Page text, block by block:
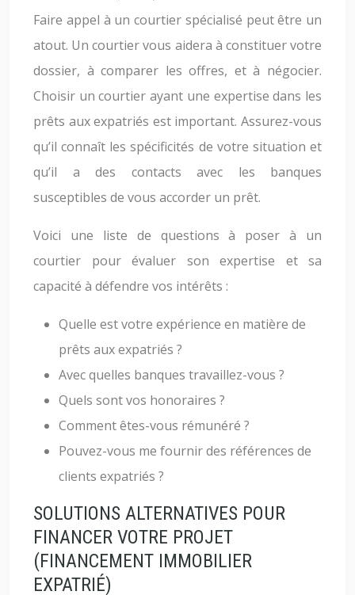
Faire appel à un courtier spécialisé peut être un
atout. Un courtier vous aidera à constituer votre
dossier, à comparer les offres, et à négocier.
Choisir un courtier ayant une expertise dans les
prêts aux expatriés est important. Assurez-vous
qu’il connaît les spécificités de votre situation et
qu’il a des contacts avec les banques
susceptibles de vous accorder un prêt.
Voici une liste de questions à poser à un
courtier pour évaluer son expertise et sa
capacité à défendre vos intérêts :
Quelle est votre expérience en matière de
prêts aux expatriés ?
Avec quelles banques travaillez-vous ?
Quels sont vos honoraires ?
Comment êtes-vous rémunéré ?
Pouvez-vous me fournir des références de
clients expatriés ?
SOLUTIONS ALTERNATIVES POUR
FINANCER VOTRE PROJET
(FINANCEMENT IMMOBILIER
EXPATRIÉ)